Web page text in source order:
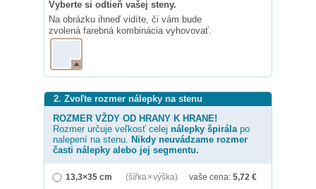
Vyberte si odtieň vašej steny.
Na obrázku ihneď vidíte, či vám bude
zvolená farebná kombinácia vyhovovať.
2. Zvoľte rozmer nálepky na stenu
ROZMER VŽDY OD HRANY K HRANE!
Rozmer určuje veľkosť celej nálepky špirálapo
nalepení na stenu. Nikdy neuvádzame rozmer
časti nálepky alebo jej segmentu.
13,3×35 cm (šířka × výška) vaše cena: 5,72 €